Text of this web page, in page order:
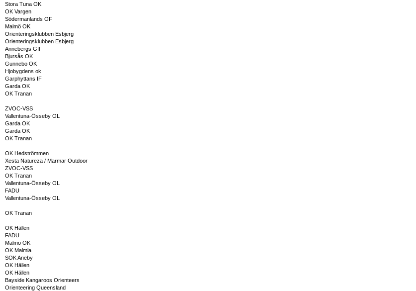
Stora Tuna OK
OK Vargen
Södermanlands OF
Malmö OK
Orienteringsklubben Esbjerg
Orienteringsklubben Esbjerg
Annebergs GIF
Bjursås OK
Gunnebo OK
Hjobygdens ok
Garphyttans IF
Garda OK
OK Tranan
ZVOC-VSS
Vallentuna-Össeby OL
Garda OK
Garda OK
OK Tranan
OK Hedströmmen
Xesta Natureza / Marmar Outdoor
ZVOC-VSS
OK Tranan
Vallentuna-Össeby OL
FADU
Vallentuna-Össeby OL
OK Tranan
OK Hällen
FADU
Malmö OK
OK Malmia
SOK Aneby
OK Hällen
OK Hällen
Bayside Kangaroos Orienteers
Orienteering Queensland